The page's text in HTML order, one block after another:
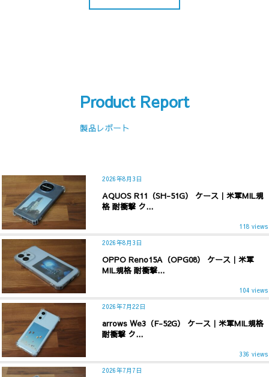
Product Report
製品レポート
2026年8月3日
AQUOS R11（SH-51G） ケース｜米軍MIL規
格 耐衝撃 ク...
118 views
2026年8月3日
OPPO Reno15A（OPG08） ケース｜米軍
MIL規格 耐衝撃...
104 views
2026年7月22日
arrows We3（F-52G） ケース｜米軍MIL規格
耐衝撃 ク...
336 views
2026年7月7日